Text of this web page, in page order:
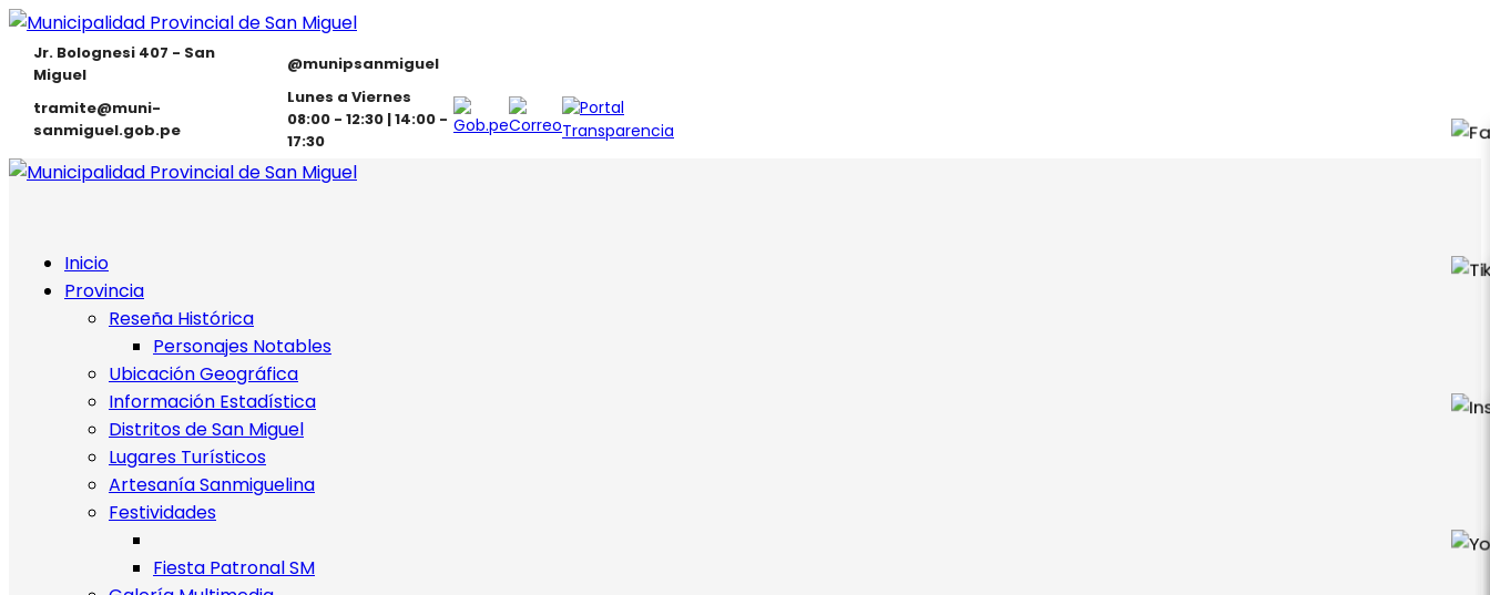
Jr. Bolognesi 407 - San
Miguel
@munipsanmiguel
tramite@muni-
sanmiguel.gob.pe
Lunes a Viernes
08:00 - 12:30 | 14:00 -
17:30
Inicio
Provincia
Reseña Histórica
Personajes Notables
Ubicación Geográfica
Información Estadística
Distritos de San Miguel
Lugares Turísticos
Artesanía Sanmiguelina
Festividades
Fiesta Patronal SM